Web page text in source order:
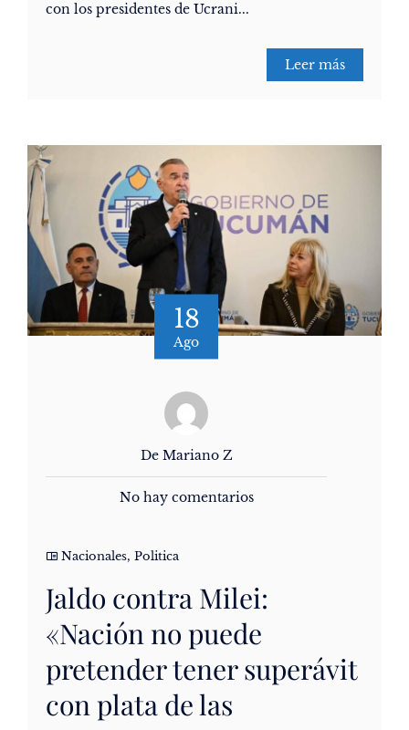
con los presidentes de Ucrani...
Leer más
18
Ago
De Mariano Z
No hay comentarios
Nacionales, Politica
Jaldo contra Milei:
«Nación no puede
pretender tener superávit
con plata de las